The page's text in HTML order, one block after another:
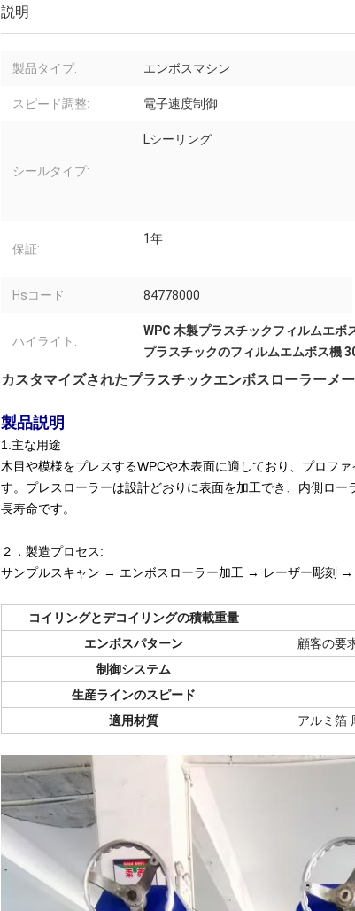
説明
製品タイプ: エンボスマシン
スピード調整: 電子速度制御
シールタイプ:
Lシーリング
保証:
1年
Hsコード: 84778000
ハイライト:
WPC 木製プラスチックフィルムエボ
プラスチックのフィルムエムボス機
カスタマイズされたプラスチックエンボスローラーメ
製品説明
1.主な用途
木目や模様をプレスするWPCや木表面に適しており、プロフ
す。プレスローラーは設計どおりに表面を加工でき、内側ロー
長寿命です。
２．製造プロセス:
サンプルスキャン → エンボスローラー加工 → レーザー彫刻 →
コイリングとデコイリングの積載重量
エンボスパターン
顧客の要
制御システム
生産ラインのスピード
適用材質
アルミ箔